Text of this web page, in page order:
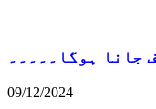
جانا ہوگا۔۔۔۔۔
09/12/2024